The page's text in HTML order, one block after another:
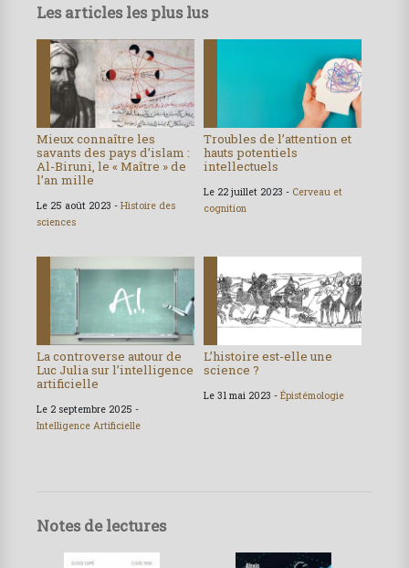
Les articles les plus lus
Mieux connaître les
savants des pays d’islam :
Al-Biruni, le « Maître » de
l’an mille
Le 25 août 2023 - Histoire des
sciences
Troubles de l’attention et
hauts potentiels
intellectuels
Le 22 juillet 2023 - Cerveau et
cognition
La controverse autour de
Luc Julia sur l’intelligence
artificielle
Le 2 septembre 2025 -
Intelligence Artificielle
L’histoire est-elle une
science ?
Le 31 mai 2023 - Épistémologie
Notes de lectures